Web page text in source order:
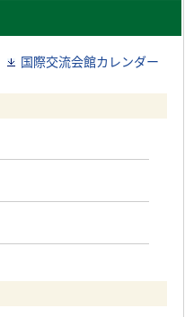
国際交流会館カレンダー